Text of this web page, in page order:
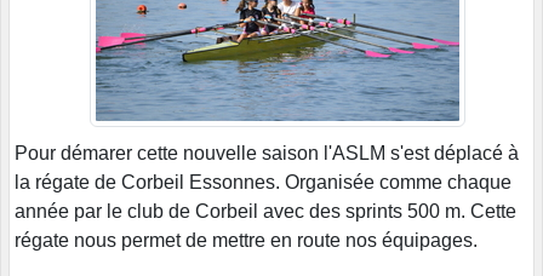
Pour démarer cette nouvelle saison l'ASLM s'est déplacé à
la régate de Corbeil Essonnes. Organisée comme chaque
année par le club de Corbeil avec des sprints 500 m. Cette
régate nous permet de mettre en route nos équipages.